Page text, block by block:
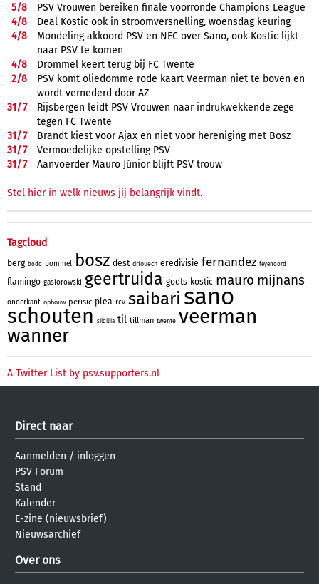
5/8
PSV Vrouwen bereiken finale voorronde Champions League
4/8
Deal Kostic ook in stroomversnelling, woensdag keuring
4/8
Mondeling akkoord PSV en NEC over Sano, ook Kostic lijkt
naar PSV te komen
4/8
Drommel keert terug bij FC Twente
2/8
PSV komt oliedomme rode kaart Veerman niet te boven en
wordt vernederd door AZ
31/7
Rijsbergen leidt PSV Vrouwen naar indrukwekkende zege
tegen FC Twente
31/7
Brandt kiest voor Ajax en niet voor hereniging met Bosz
31/7
Vermoedelijke opstelling PSV
31/7 Aanvoerder Mauro Júnior blijft PSV trouw
Stel hier in welk nieuws jij belangrijk vindt.
Tagcloud
berg bodo bommel bosz dest driouech eredivisie fernandez feyenoord
flamingo gasiorowski geertruida godts kostic mauro mijnans
onderkant opbouw perisic plea rcv saibari sano
schouten sildillia til tillman twente veerman
wanner
A Twitter List by psv.supporters.nl
Direct naar
Aanmelden / inloggen
PSV Forum
Stand
Kalender
E-zine (nieuwsbrief)
Nieuwsarchief
Over ons